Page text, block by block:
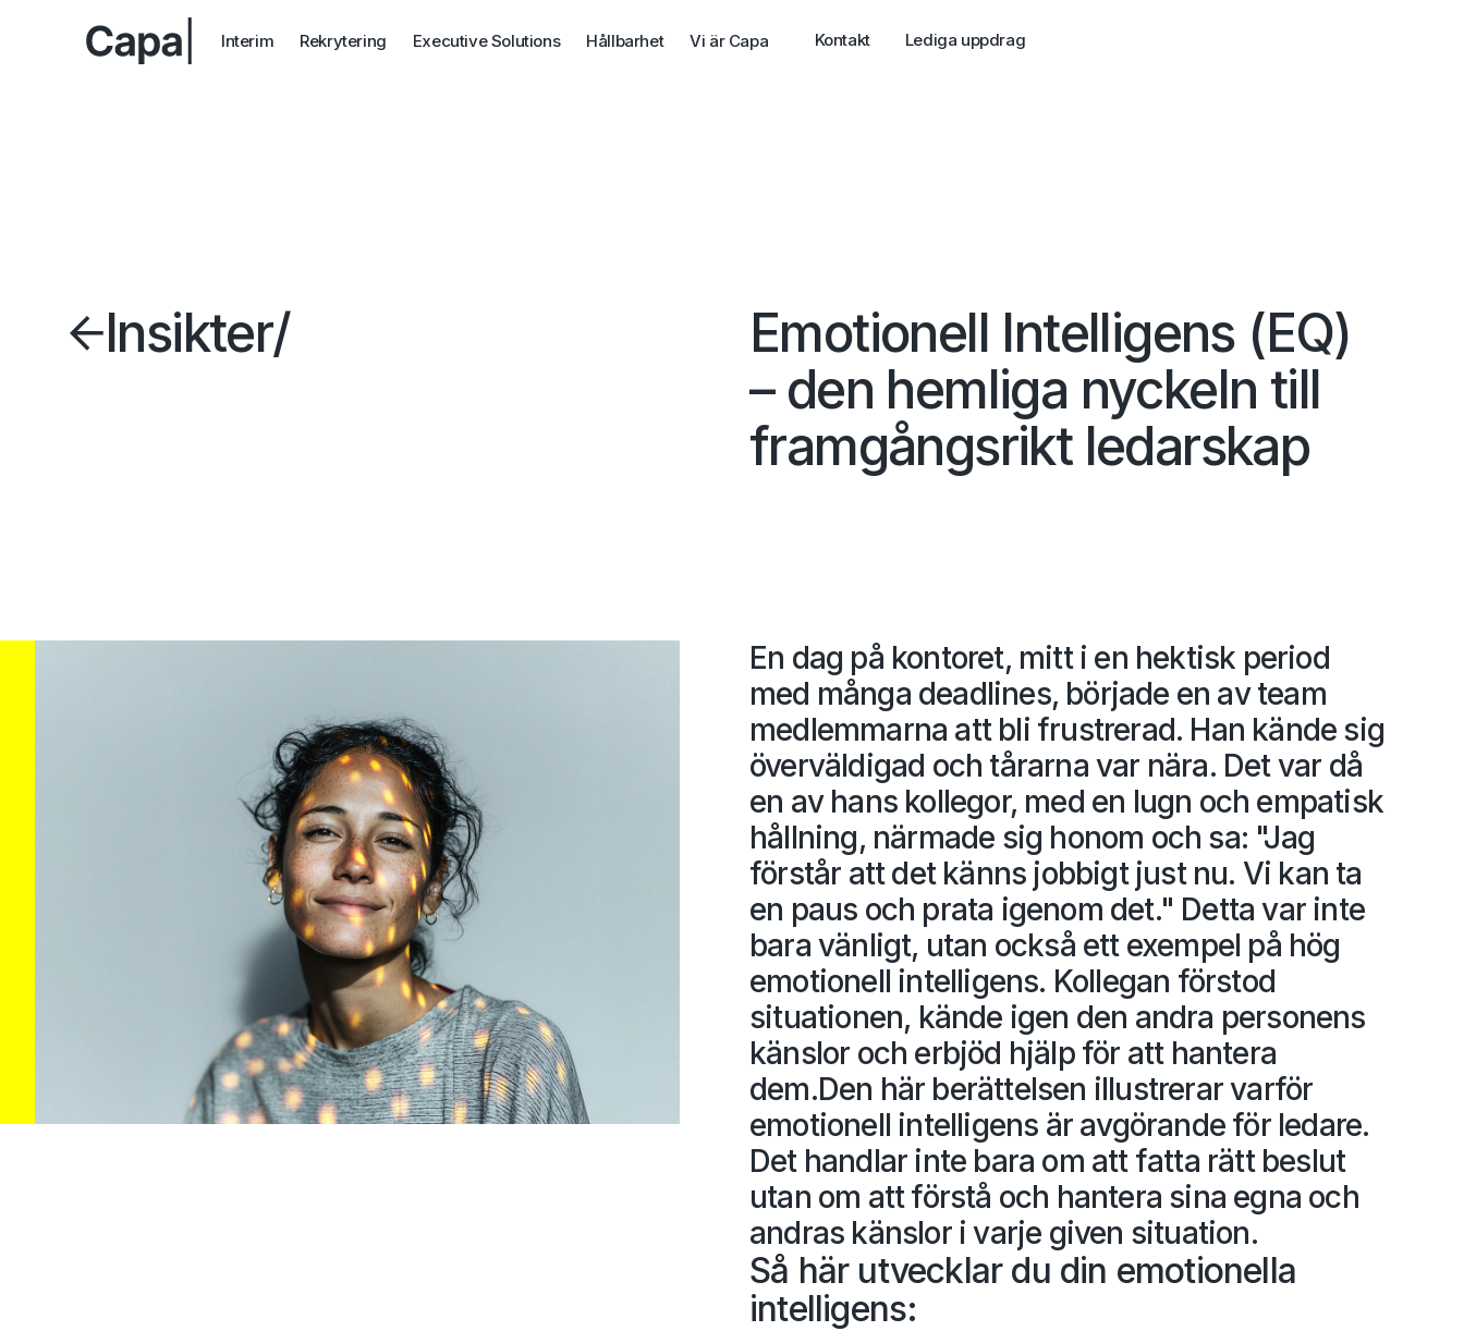
Interim Rekrytering Executive Solutions Hållbarhet Vi är Capa Kontakt Lediga uppdrag
Insikter/
Emotionell Intelligens (EQ)
– den hemliga nyckeln till
framgångsrikt ledarskap
En dag på kontoret, mitt i en hektisk period
med många deadlines, började en av team
medlemmarna att bli frustrerad. Han kände sig
överväldigad och tårarna var nära. Det var då
en av hans kollegor, med en lugn och empatisk
hållning, närmade sig honom och sa: "Jag
förstår att det känns jobbigt just nu. Vi kan ta
en paus och prata igenom det." Detta var inte
bara vänligt, utan också ett exempel på hög
emotionell intelligens. Kollegan förstod
situationen, kände igen den andra personens
känslor och erbjöd hjälp för att hantera
dem.Den här berättelsen illustrerar varför
emotionell intelligens är avgörande för ledare.
Det handlar inte bara om att fatta rätt beslut
utan om att förstå och hantera sina egna och
andras känslor i varje given situation.
Så här utvecklar du din emotionella
intelligens: